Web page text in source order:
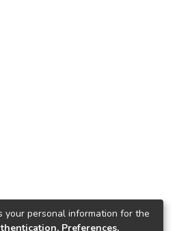
your personal information for the
Preferences,